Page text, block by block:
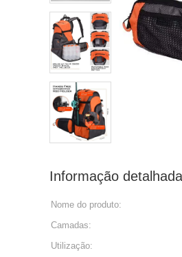
Informação detalhada
Nome do produto:
Camadas:
Utilização: